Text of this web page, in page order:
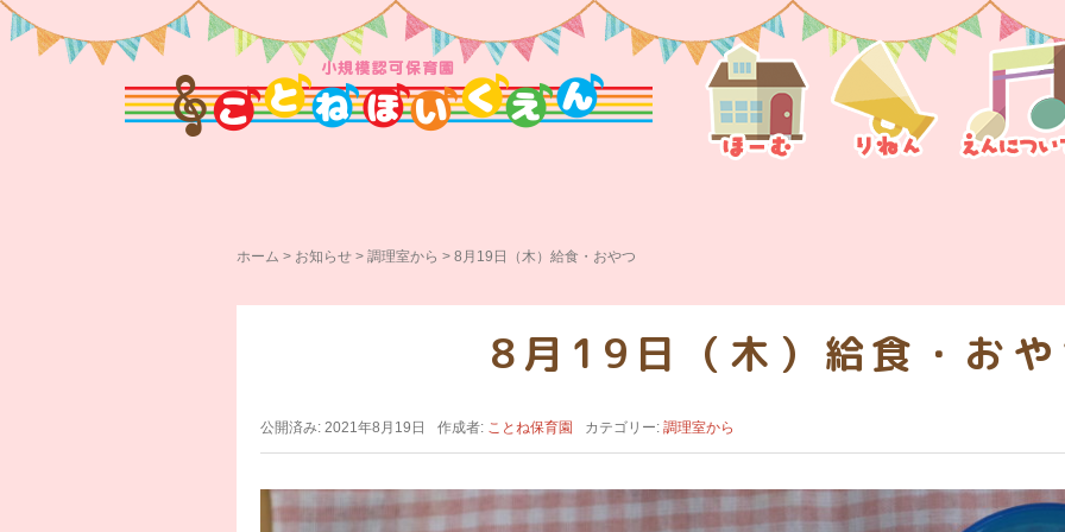
ホーム > お知らせ >調理室から >8月19日（木）給食・おやつ
8月19日（木）給食・お
公開済み: 2021年8月19日 作成者: ことね保育園 カテゴリー:調理室から